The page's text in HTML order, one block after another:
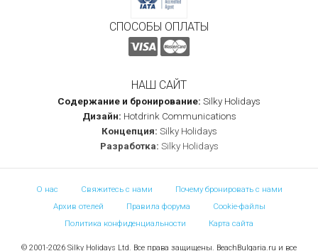
СПОСОБЫ ОПЛАТЫ
НАШ САЙТ
Содержание и бронирование: Silky Holidays
Дизайн: Hotdrink Communications
Концепция: Silky Holidays
Разработка: Silky Holidays
О нас Свяжитесь с нами
Почему бронировать с нами
Архив отелей
Правила форума
Cookie-файлы
Политика конфиденциальности
Карта сайта
© 2001-2026 Silky Holidays Ltd. Все права защищены. BeachBulgaria.ru и все